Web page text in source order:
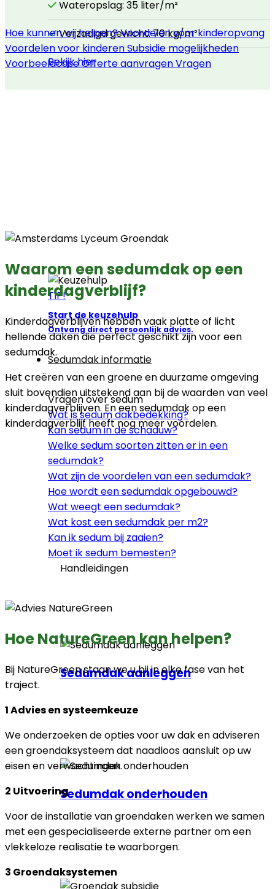
Wateropslag: 35 liter/m²
Verzadigd gewicht: 70 kg/m²
Bekijk hier
TIP!
Start de keuzehulp
Ontvang direct persoonlijk advies.
Sedumdak informatie
Vragen over sedum
Wat is sedum dakbedekking?
Kan sedum in de schaduw?
Welke sedum soorten zitten er in een
sedumdak?
Wat zijn de voordelen van een sedumdak?
Hoe wordt een sedumdak opgebouwd?
Wat weegt een sedumdak?
Wat kost een sedumdak per m2?
Kan ik sedum bij zaaien?
Moet ik sedum bemesten?
Handleidingen
Sedumdak aanleggen
Sedumdak onderhouden
Hoe kunnen wij helpen?Voordelen voor kinderopvang
Voordelen voor kinderenSubsidie mogelijkheden
VoorbeeldcaseOfferte aanvragenVragen
Waarom een sedumdak op een
kinderdagverblijf?
Kinderdagverblijven hebben vaak platte of licht
hellende daken die perfect geschikt zijn voor een
sedumdak.
Het creëren van een groene en duurzame omgeving
sluit bovendien uitstekend aan bij de waarden van veel
kinderdagverblijven. En een sedumdak op een
kinderdagverblijf heeft nog meer voordelen.
Hoe NatureGreen kan helpen?
Bij NatureGreen staan we u bij in elke fase van het
traject.
1Advies en systeemkeuze
We onderzoeken de opties voor uw dak en adviseren
een groendaksysteem dat naadloos aansluit op uw
eisen en verwachtingen.
2 Uitvoering
Voor de installatie van groendaken werken we samen
met een gespecialiseerde externe partner om een
vlekkeloze realisatie te waarborgen.
3 Groendaksystemen